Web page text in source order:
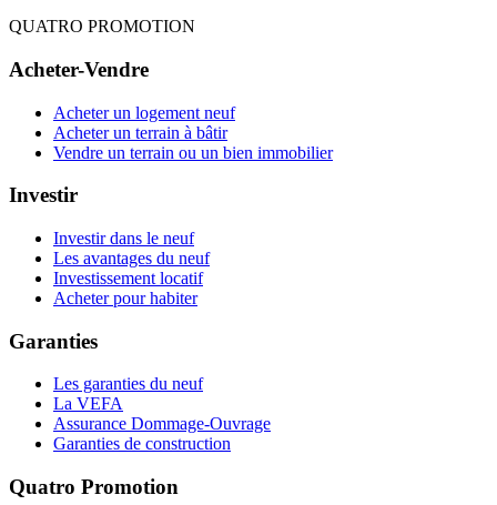
QUATRO PROMOTION
Acheter-Vendre
Acheter un logement neuf
Acheter un terrain à bâtir
Vendre un terrain ou un bien immobilier
Investir
Investir dans le neuf
Les avantages du neuf
Investissement locatif
Acheter pour habiter
Garanties
Les garanties du neuf
La VEFA
Assurance Dommage-Ouvrage
Garanties de construction
Quatro Promotion